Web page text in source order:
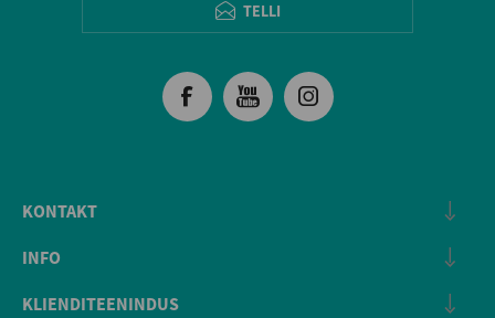
TELLI
KONTAKT
INFO
KLIENDITEENINDUS